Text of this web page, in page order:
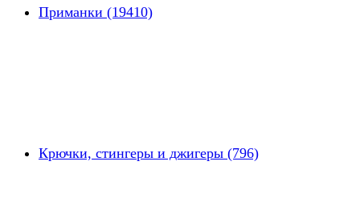
Приманки (19410)
Крючки, стингеры и джигеры (796)